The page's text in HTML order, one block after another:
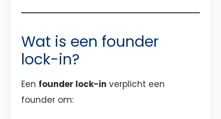
Wat is een founder
lock-in?
Een founder lock-in verplicht een
founder om: